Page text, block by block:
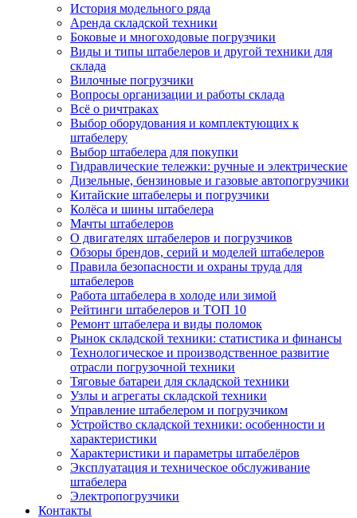
История модельного ряда
Аренда складской техники
Боковые и многоходовые погрузчики
Виды и типы штабелеров и другой техники для
склада
Вилочные погрузчики
Вопросы организации и работы склада
Всё о ричтраках
Выбор оборудования и комплектующих к
штабелеру
Выбор штабелера для покупки
Гидравлические тележки: ручные и электрические
Дизельные, бензиновые и газовые автопогрузчики
Китайские штабелеры и погрузчики
Колёса и шины штабелера
Мачты штабелеров
О двигателях штабелеров и погрузчиков
Обзоры брендов, серий и моделей штабелеров
Правила безопасности и охраны труда для
штабелеров
Работа штабелера в холоде или зимой
Рейтинги штабелеров и ТОП 10
Ремонт штабелера и виды поломок
Рынок складской техники: статистика и финансы
Технологическое и производственное развитие
отрасли погрузочной техники
Тяговые батареи для складской техники
Узлы и агрегаты складской техники
Управление штабелером и погрузчиком
Устройство складской техники: особенности и
характеристики
Характеристики и параметры штабелёров
Эксплуатация и техническое обслуживание
штабелера
Электропогрузчики
Контакты